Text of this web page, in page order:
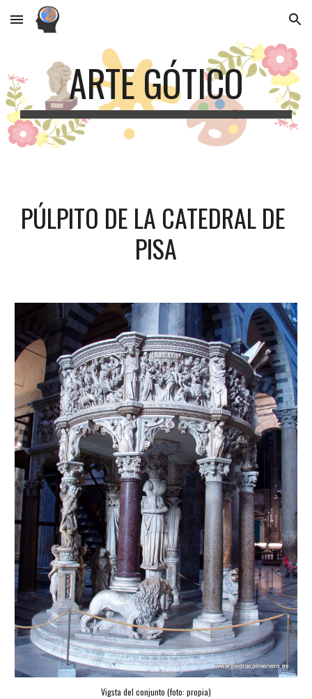
Skip to main content Skip to navigation
ARTE GÓTICO
PÚLPITO DE LA CATEDRAL DE
PISA
Vigsta del conjunto (foto: propia)